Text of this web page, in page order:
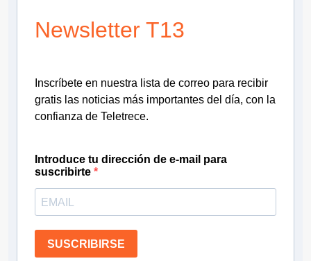
Newsletter T13
Inscríbete en nuestra lista de correo para recibir
gratis las noticias más importantes del día, con la
confianza de Teletrece.
Introduce tu dirección de e-mail para
suscribirte
SUSCRIBIRSE